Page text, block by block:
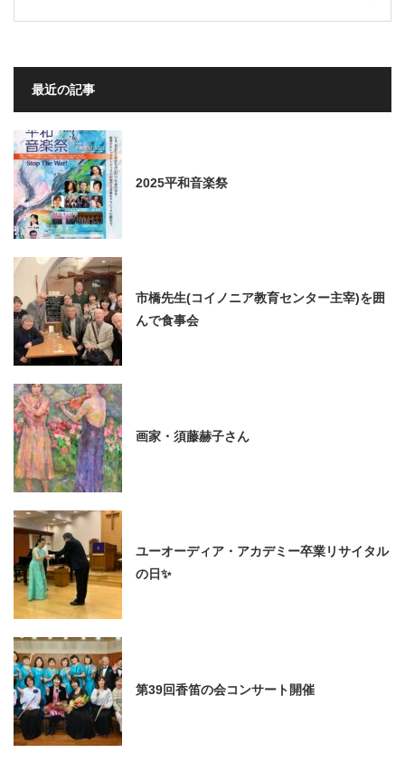
最近の記事
2025平和音楽祭
市橋先生(コイノニア教育センター主宰)を囲
んで食事会
画家・須藤赫子さん
ユーオーディア・アカデミー卒業リサイタル
の日✨
第39回香笛の会コンサート開催